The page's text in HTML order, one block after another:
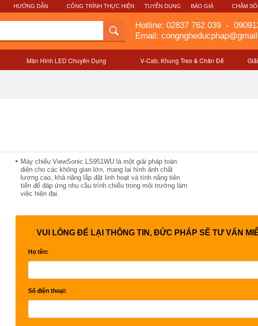
HƯỚNG DẪN CÔNG TRÌNH THỰC HIỆN TUYỂN DỤNG BÁO GIÁ CHĂM
Hotline: 02837 762 039 -
Email:
Mô tả sản phẩm
Màn Hình LED Chuyên Dụng V-Cab, Khung Treo & Chân Đế
Máy chiếu ViewSonic LS951WU là một giải pháp toàn
diện cho các không gian lớn, mang lại hình ảnh chất
lượng cao, khả năng lắp đặt linh hoạt và tính năng tiên
tiến để đáp ứng nhu cầu trình chiếu trong môi trường làm
việc hiện đại.
VUI LÒNG ĐỂ LẠI THÔNG TIN, ĐỨC PHÁP SẼ TƯ VẤN
Họ tên:
Số điện thoại: